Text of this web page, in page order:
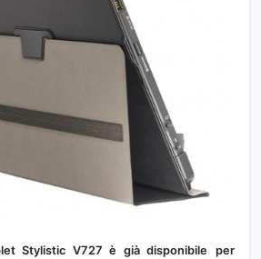
Stylistic V727 è già disponibile
per